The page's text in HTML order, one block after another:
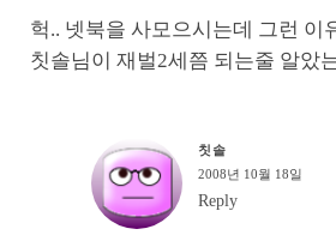
헉.. 넷북을 사모으시는데 그런 이
칫솔님이 재벌2세쯤 되는줄 알았
칫솔
2008년 10월 18일
Reply